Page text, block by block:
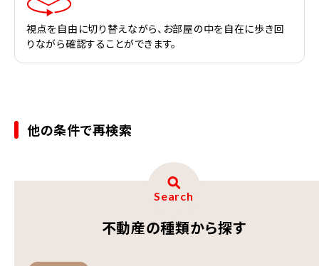
視点を自由に切り替えながら、お部屋の中を自在に歩き回
りながら確認することができます。
他の条件で再検索
Search
不動産の種類から探す